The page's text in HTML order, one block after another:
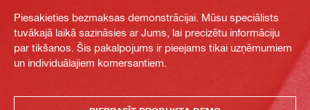
Piesakieties bezmaksas demonstrācijai. Mūsu speciālists
tuvākajā laikā sazināsies ar Jums, lai precizētu informāciju
par tikšanos. Šis pakalpojums ir pieejams tikai uzņēmumiem
un individuālajiem komersantiem.